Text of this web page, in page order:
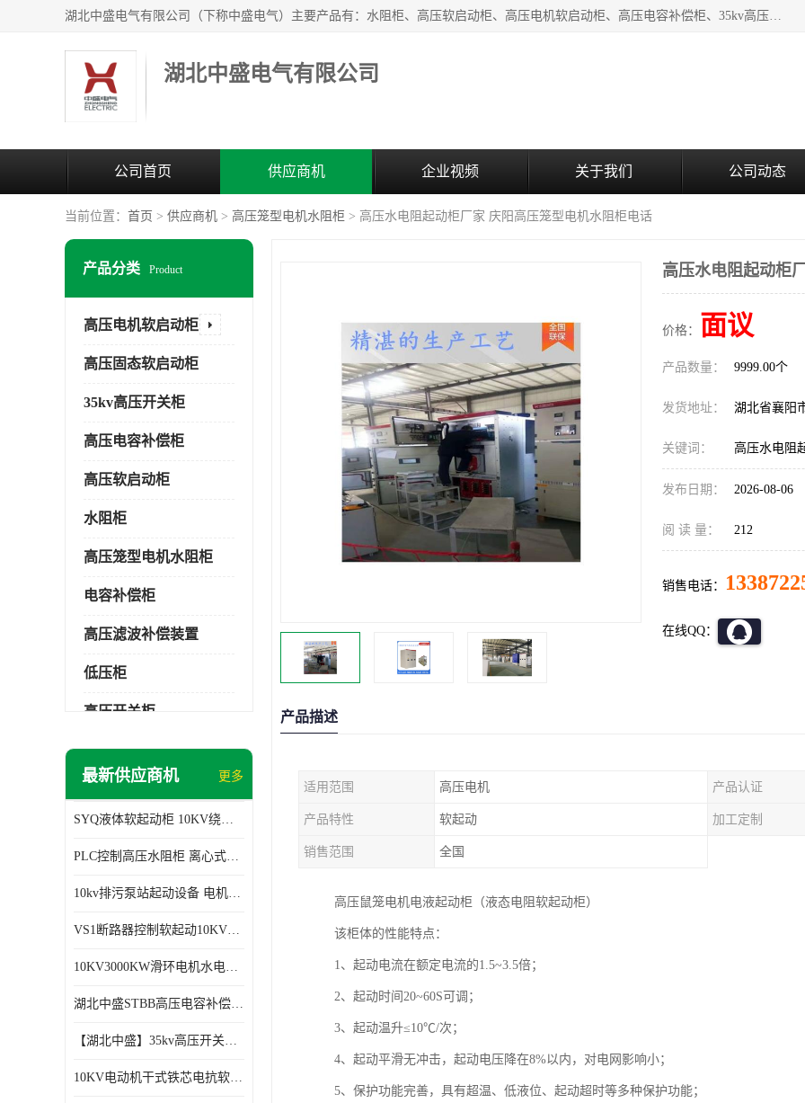
湖北中盛电气有限公司（下称中盛电气）主要产品有：水阻柜、高压软启动柜、高压电机软启动柜、高压电容补偿柜、35kv高压开关柜、高压固态软启动柜等;致力于工业电气控制、电力电子、工业用机器人及自动化产线等产品的研发、制造和应用，是集研发、生产、销售和技术服务于一体的高新技术企业。
湖北中盛电气有限公司
公司首页 供应商机 企业视频 关于我们 公司动态
当前位置： 首页 > 供应商机 > 高压笼型电机水阻柜 > 高压水电阻起动柜厂家 庆阳高压笼型电机水阻柜电话
产品分类 Product
高压电机软启动柜
高压固态软启动柜
35kv高压开关柜
高压电容补偿柜
高压软启动柜
水阻柜
高压笼型电机水阻柜
电容补偿柜
高压滤波补偿装置
低压柜
高压开关柜
低压补偿柜
磁控软起动装置
SGYQ高压笼型电机液体电阻起动装置
最新供应商机 更多
SYQ液体软起动柜 10KV绕线电机水阻柜需知
PLC控制高压水阻柜 离心式空气压缩机机组成套软启动柜
10kv排污泵站起动设备​ 电机智能软启动柜的特点​
VS1断路器控制软起动10KV一体化高压软工作原理
10KV3000KW滑环电机水电阻软起动控制柜
湖北中盛STBB高压电容补偿柜 10kV高压真空接触器自动分组投切电容补偿柜
【湖北中盛】35kv高压开关柜厂家直销 ​KYN61-40.5成套开关柜选型
10KV电动机干式铁芯电抗软启动柜 电抗器软启动控制设备
高压水电阻起动柜
价格： 面议
产品数量： 9999.00个
发货地址： 湖北省襄阳
关键词： 高压水电阻
发布日期： 2026-08-06
阅 读 量： 212
销售电话：
在线QQ：
产品描述
适用范围 高压电机 产品认证
产品特性 软起动 加工定制
销售范围 全国
高压鼠笼电机电液起动柜（液态电阻软起动柜）
该柜体的性能特点：
1、起动电流在额定电流的1.5~3.5倍；
2、起动时间20~60S可调；
3、起动温升≤10℃/次；
4、起动平滑无冲击，起动电压降在8%以内，对电网影响小；
5、保护功能完善，具有超温、低液位、起动超时等多种保护功能；